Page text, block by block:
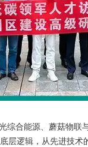
综合能源、蘑菇物
层逻辑，从先进技